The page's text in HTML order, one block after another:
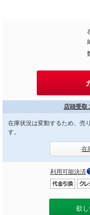
店頭受取
在庫状況は変動するため、売
す。
在
利用可能決済
欲